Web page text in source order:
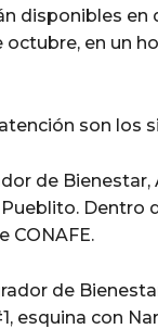
disponibles en
octubre, en un
son los
de Bienestar,
Pueblito. Dentro
CONAFE.
de
esquina con